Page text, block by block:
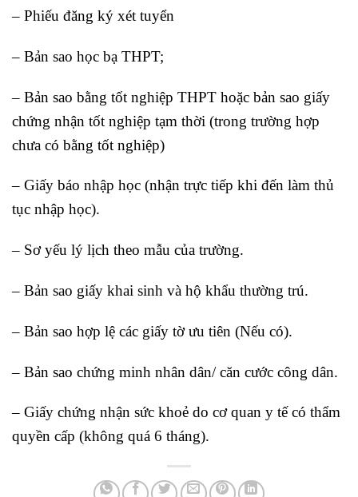
– Phiếu đăng ký xét tuyển
– Bản sao học bạ THPT;
– Bản sao bằng tốt nghiệp THPT hoặc bản sao giấy
chứng nhận tốt nghiệp tạm thời (trong trường hợp
chưa có bằng tốt nghiệp)
– Giấy báo nhập học (nhận trực tiếp khi đến làm thủ
tục nhập học).
– Sơ yếu lý lịch theo mẫu của trường.
– Bản sao giấy khai sinh và hộ khẩu thường trú.
– Bản sao hợp lệ các giấy tờ ưu tiên (Nếu có).
– Bản sao chứng minh nhân dân/ căn cước công dân.
– Giấy chứng nhận sức khoẻ do cơ quan y tế có thẩm
quyền cấp (không quá 6 tháng).